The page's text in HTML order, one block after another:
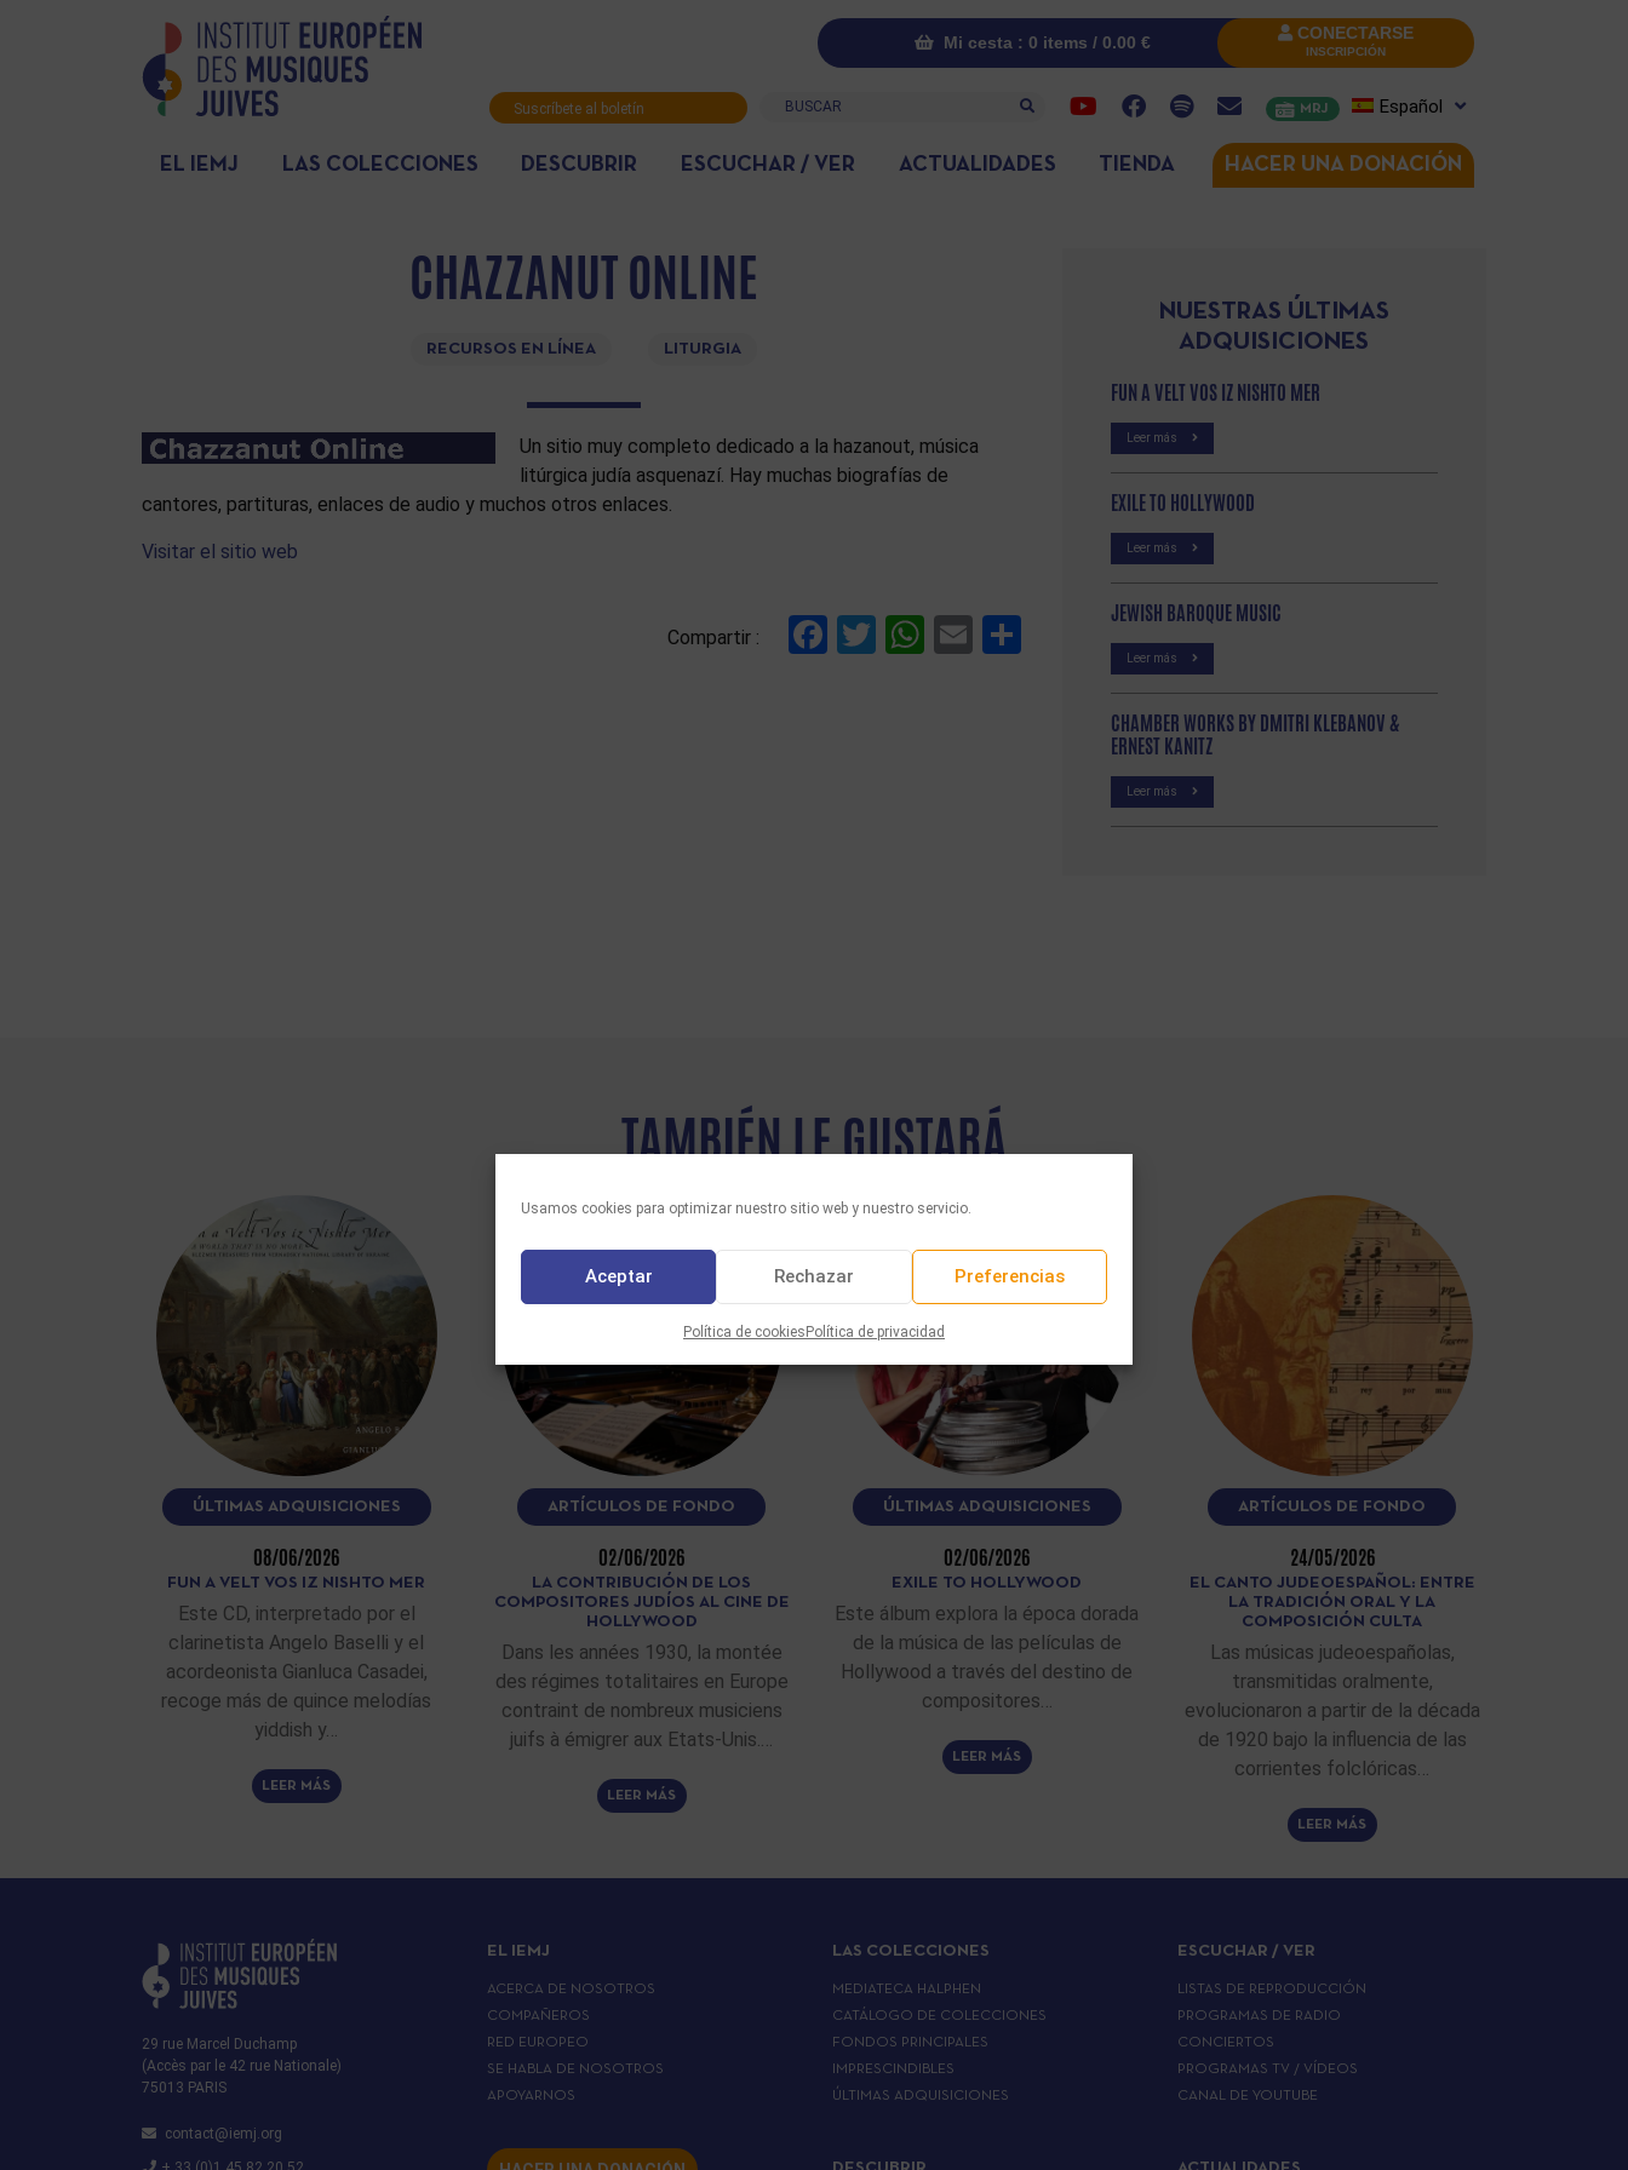
Usamos cookies para optimizar nuestro sitio web y nuestro servicio.
Aceptar Rechazar Preferencias
Política de cookiesPolítica de privacidad
Mi cesta : 0 items / 0.00 € CONECTARSE
INSCRIPCIÓN
Suscríbete al boletín
Buscar MRJ Español
EL IEMJ LAS COLECCIONES DESCUBRIR ESCUCHAR / VER ACTUALIDADES TIENDA HACER UNA DONACIÓN
CHAZZANUT ONLINE
RECURSOS EN LÍNEA LITURGIA
Un sitio muy completo dedicado a la hazanout, música
litúrgica judía asquenazí. Hay muchas biografías de
cantores, partituras, enlaces de audio y muchos otros enlaces.
Visitar el sitio web
Compartir : Facebook
Twitter
WhatsApp
EmailCompartir
NUESTRAS ÚLTIMAS
ADQUISICIONES
FUN A VELT VOS IZ NISHTO MER
Leer más
EXILE TO HOLLYWOOD
Leer más
JEWISH BAROQUE MUSIC
Leer más
CHAMBER WORKS BY DMITRI KLEBANOV &
ERNEST KANITZ
Leer más
TAMBIÉN LE GUSTARÁ
ÚLTIMAS ADQUISICIONES
08/06/2026
FUN A VELT VOS IZ NISHTO MER
Este CD, interpretado por el
clarinetista Angelo Baselli y el
acordeonista Gianluca Casadei,
recoge más de quince melodías
yiddish y…
LEER MÁS
ARTÍCULOS DE FONDO
02/06/2026
LA CONTRIBUCIÓN DE LOS
COMPOSITORES JUDÍOS AL CINE DE
HOLLYWOOD
Dans les années 1930, la montée
des régimes totalitaires en Europe
contraint de nombreux musiciens
juifs à émigrer aux Etats-Unis.…
LEER MÁS
ÚLTIMAS ADQUISICIONES
02/06/2026
EXILE TO HOLLYWOOD
Este álbum explora la época dorada
de la música de las películas de
Hollywood a través del destino de
compositores…
LEER MÁS
ARTÍCULOS DE FONDO
24/05/2026
EL CANTO JUDEOESPAÑOL: ENTRE
LA TRADICIÓN ORAL Y LA
COMPOSICIÓN CULTA
Las músicas judeoespañolas,
transmitidas oralmente,
evolucionaron a partir de la década
de 1920 bajo la influencia de las
corrientes folclóricas…
LEER MÁS
29 rue Marcel Duchamp
(Accès par le 42 rue Nationale)
75013 PARIS
contact@iemj.org
EL IEMJ
ACERCA DE NOSOTROS
COMPAÑEROS
RED EUROPEO
SE HABLA DE NOSOTROS
APOYARNOS
LAS COLECCIONES
MEDIATECA HALPHEN
CATÁLOGO DE COLECCIONES
FONDOS PRINCIPALES
IMPRESCINDIBLES
ÚLTIMAS ADQUISICIONES
ESCUCHAR / VER
LISTAS DE REPRODUCCIÓN
PROGRAMAS DE RADIO
CONCIERTOS
PROGRAMAS TV / VÍDEOS
CANAL DE YOUTUBE